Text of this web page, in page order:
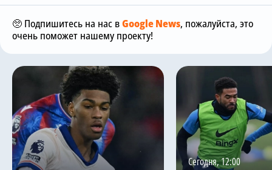
🥺 Подпишитесь на нас вGoogle News, пожалуйста, это
очень поможет нашему проекту!
Сегодня, 12:00